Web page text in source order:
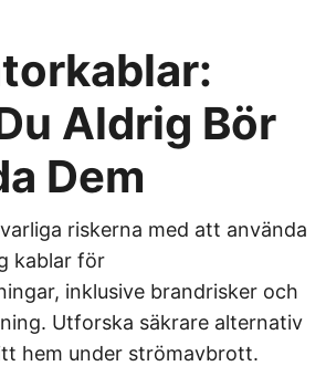
Aldrig Bör
Dem
riskerna med att använda
kablar för
inklusive brandrisker och
Utforska säkrare alternativ
hem under strömavbrott.